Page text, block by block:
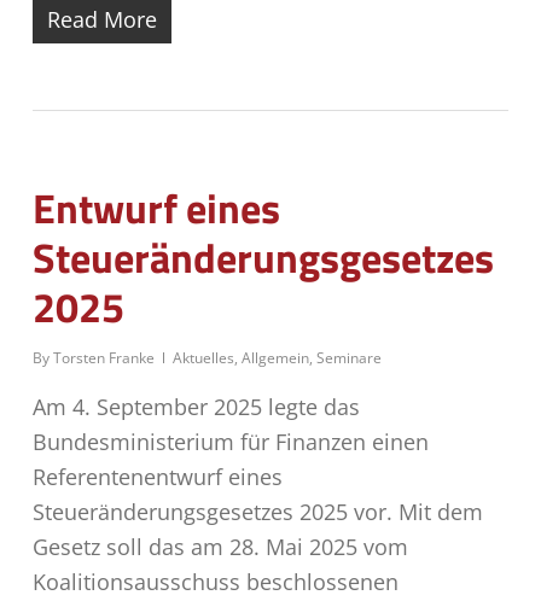
Read More
Entwurf eines
Steueränderungsgesetzes
2025
ByTorsten Franke Aktuelles, Allgemein, Seminare
Am 4. September 2025 legte das
Bundesministerium für Finanzen einen
Referentenentwurf eines
Steueränderungsgesetzes 2025 vor. Mit dem
Gesetz soll das am 28. Mai 2025 vom
Koalitionsausschuss beschlossenen